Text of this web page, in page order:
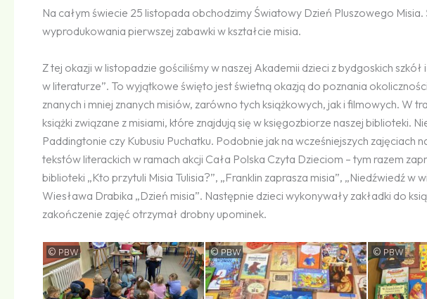
Na całym świecie 25 listopada obchodzimy Światowy Dzień Pluszowego
wyprodukowania pierwszej zabawki w kształcie misia.
Z tej okazji w listopadzie gościliśmy w naszej Akademii dzieci z bydgoskich
w literaturze”. To wyjątkowe święto jest świetną okazją do poznania
znanych i mniej znanych misiów, zarówno tych książkowych, jak i filmowych. W
książki związane z misiami, które znajdują się w księgozbiorze naszej biblioteki.
Paddingtonie czy Kubusiu Puchatku. Podobnie jak na wcześniejszych zajęciach
tekstów literackich w ramach akcji Cała Polska Czyta Dzieciom – tym razem
biblioteki „Kto przytuli Misia Tulisia?”, „Franklin zaprasza misia”, „Niedźwiedź w
Wiesława Drabika „Dzień misia”. Następnie dzieci wykonywały zakładki do
zakończenie zajęć otrzymał drobny upominek.
© PBW ©PBW © PBW